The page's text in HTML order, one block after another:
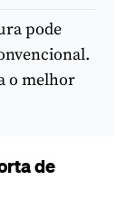
pode
o melhor
de